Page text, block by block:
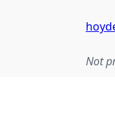
Not